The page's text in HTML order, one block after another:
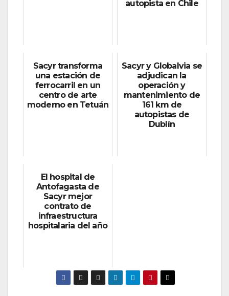
autopista en Chile
Sacyr transforma
una estación de
ferrocarril en un
centro de arte
moderno en Tetuán
Sacyr y Globalvia se
adjudican la
operación y
mantenimiento de
161 km de
autopistas de
Dublín
El hospital de
Antofagasta de
Sacyr mejor
contrato de
infraestructura
hospitalaria del año